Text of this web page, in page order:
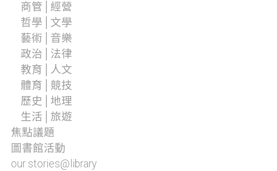
商管│經營
哲學│文學
藝術│音樂
政治│法律
教育│人文
體育│競技
歷史│地理
生活│旅遊
焦點議題
圖書館活動
our stories@library